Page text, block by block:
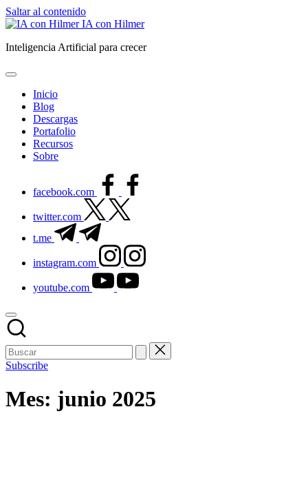
Saltar al contenido
IA con Hilmer
Inteligencia Artificial para crecer
Inicio
Blog
Descargas
Portafolio
Recursos
Sobre
facebook.com
twitter.com
t.me
instagram.com
youtube.com
Subscribe
Mes: junio 2025